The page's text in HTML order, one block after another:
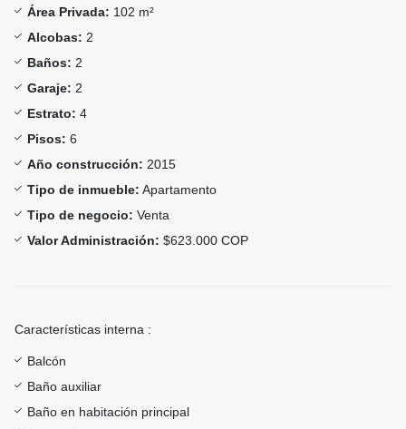
Área Privada: 102 m²
Alcobas: 2
Baños: 2
Garaje: 2
Estrato: 4
Pisos: 6
Año construcción: 2015
Tipo de inmueble: Apartamento
Tipo de negocio: Venta
Valor Administración: $623.000 COP
Características interna :
Balcón
Baño auxiliar
Baño en habitación principal